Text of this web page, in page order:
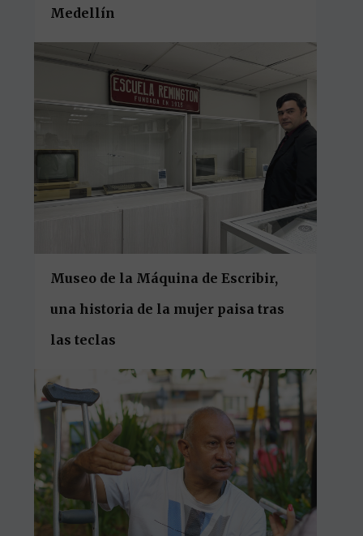
Medellín
Museo de la Máquina de Escribir,
una historia de la mujer paisa tras
las teclas